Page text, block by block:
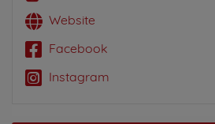
Website
Facebook
Instagram